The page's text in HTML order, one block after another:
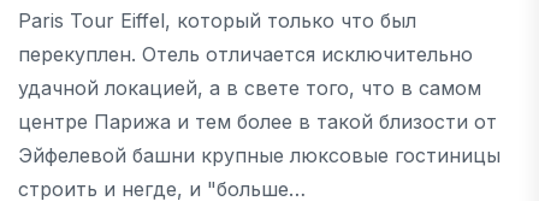
Paris Tour Eiffel, который только что был
перекуплен. Отель отличается исключительно
удачной локацией, а в свете того, что в самом
центре Парижа и тем более в такой близости от
Эйфелевой башни крупные люксовые гостиницы
строить и негде, и "больше…